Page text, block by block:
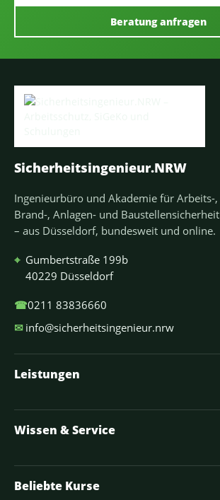
Beratung anfragen
Sicherheitsingenieur.NRW
Ingenieurbüro und Akademie für Arbeits-,
Brand-, Anlagen- und Baustellensicherheit
– aus Düsseldorf, bundesweit und online.
⌖ Gumbertstraße 199b
40229 Düsseldorf
☎0211 83836660
✉ info@sicherheitsingenieur.nrw
Leistungen
Wissen & Service
Beliebte Kurse